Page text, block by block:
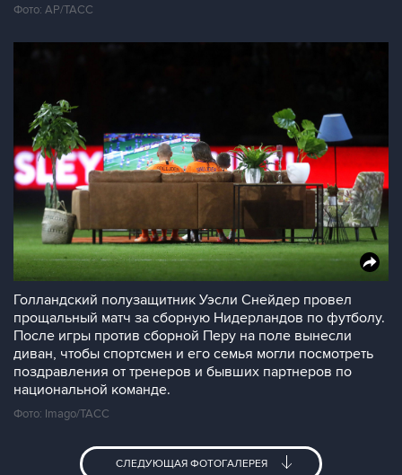
Фото: AP/ТАСС
Голландский полузащитник Уэсли Снейдер провел
прощальный матч за сборную Нидерландов по футболу.
После игры против сборной Перу на поле вынесли
диван, чтобы спортсмен и его семья могли посмотреть
поздравления от тренеров и бывших партнеров по
национальной команде.
Фото: Imago/ТАСС
СЛЕДУЮЩАЯ ФОТОГАЛЕРЕЯ